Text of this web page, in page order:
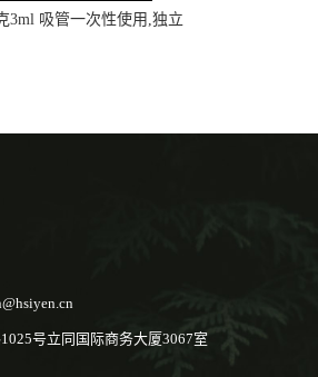
3ml 吸管一次性使用,独立
号立同国际商务大厦3067室